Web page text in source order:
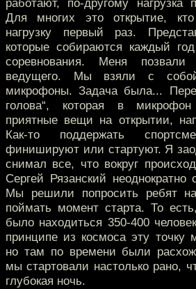
работают, по-другому нагрузка
Для многих это открытие,
нагрузку первый раз.
которые собираются каждый
соревнования. Меня
ведущего. Мы взяли с
микрофоны. Задача была...
голова“, которая в микрофон
приятные вещи на открытии,
Как-то поддержать
финишируют или стартуют. Я
снимал все, что вокруг
Сергей Рязанский
Мы решили попросить ребят
поймать момент старта. То
было находиться 350-400
принципе из космоса эту точку
но там по времени были
мы стартовали настолько рано,
глубокая ночь.